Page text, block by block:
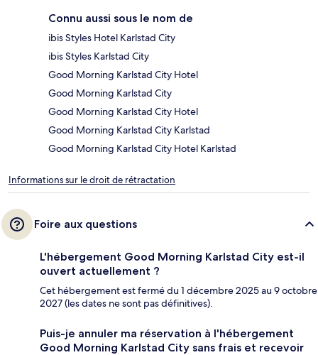
Connu aussi sous le nom de
ibis Styles Hotel Karlstad City
ibis Styles Karlstad City
Good Morning Karlstad City Hotel
Good Morning Karlstad City
Good Morning Karlstad City Hotel
Good Morning Karlstad City Karlstad
Good Morning Karlstad City Hotel Karlstad
Informations sur le droit de rétractation
Foire aux questions
L'hébergement Good Morning Karlstad City est-il
ouvert actuellement ?
Cet hébergement est fermé du 1 décembre 2025 au 9 octobre
2027 (les dates ne sont pas définitives).
Puis-je annuler ma réservation à l'hébergement
Good Morning Karlstad City sans frais et recevoir